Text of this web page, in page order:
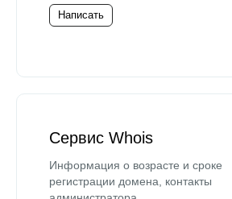
Написать
Сервис Whois
Информация о возрасте и сроке
регистрации домена, контакты